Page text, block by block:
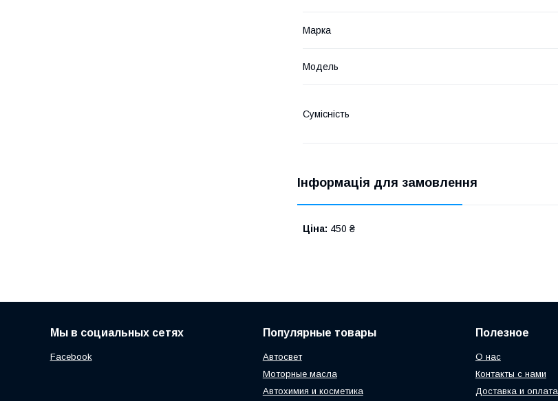
Марка
Модель
Сумісність
Інформація для замовлення
Ціна: 450 ₴
Мы в социальных сетях
Facebook
Популярные товары
Автосвет
Моторные масла
Автохимия и косметика
Полезное
О нас
Контакты с нами
Доставка и оплата